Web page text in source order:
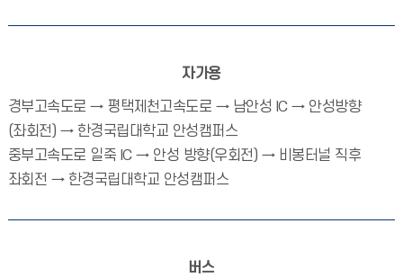
자가용
경부고속도로 → 평택제천고속도로 → 남안성 IC → 안성방향
(좌회전) → 한경국립대학교 안성캠퍼스
중부고속도로 일죽 IC → 안성 방향(우회전) → 비봉터널 직후
좌회전 → 한경국립대학교 안성캠퍼스
버스